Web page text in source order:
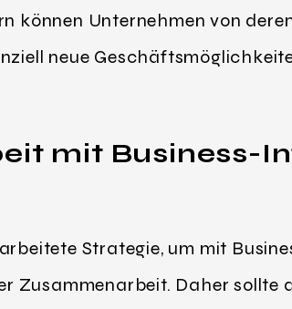
können Unternehmen von
neue
mit Business-
Strategie, um mit
Zusammenarbeit. Daher sollte